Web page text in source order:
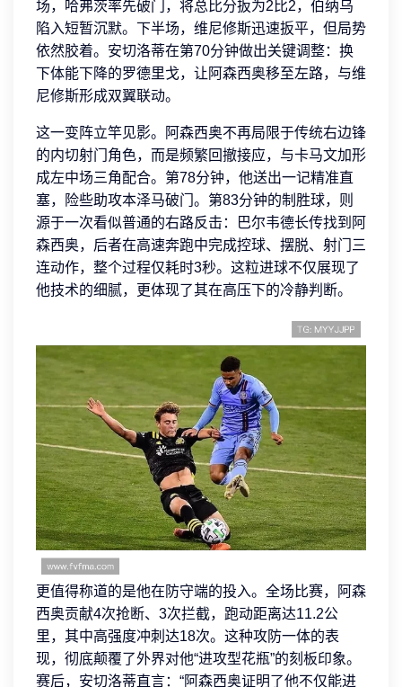
场，哈弗茨率先破门，将总比分扳为2比2，伯纳乌
陷入短暂沉默。下半场，维尼修斯迅速扳平，但局势
依然胶着。安切洛蒂在第70分钟做出关键调整：换
下体能下降的罗德里戈，让阿森西奥移至左路，与维
尼修斯形成双翼联动。
这一变阵立竿见影。阿森西奥不再局限于传统右边锋
的内切射门角色，而是频繁回撤接应，与卡马文加形
成左中场三角配合。第78分钟，他送出一记精准直
塞，险些助攻本泽马破门。第83分钟的制胜球，则
源于一次看似普通的右路反击：巴尔韦德长传找到阿
森西奥，后者在高速奔跑中完成控球、摆脱、射门三
连动作，整个过程仅耗时3秒。这粒进球不仅展现了
他技术的细腻，更体现了其在高压下的冷静判断。
更值得称道的是他在防守端的投入。全场比赛，阿森
西奥贡献4次抢断、3次拦截，跑动距离达11.2公
里，其中高强度冲刺达18次。这种攻防一体的表
现，彻底颠覆了外界对他“进攻型花瓶”的刻板印象。
赛后，安切洛蒂直言：“阿森西奥证明了他不仅能进